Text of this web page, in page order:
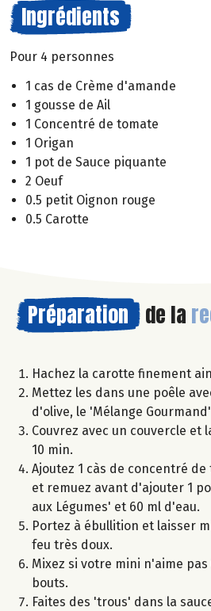
Ingrédients
Pour 4 personnes
1 cas de Crème d'amande
1 gousse de Ail
1 Concentré de tomate
1 Origan
1 pot de Sauce piquante
2 Oeuf
0.5 petit Oignon rouge
0.5 Carotte
Préparation de la
Hachez la carotte finement
Mettez les dans une poêle
d'olive, le 'Mélange
Couvrez avec un couvercle et
10 min.
Ajoutez 1 càs de concentré
et remuez avant d'ajouter 1
aux Légumes' et 60 ml d'eau.
Portez à ébullition et laisser
feu très doux.
Mixez si votre mini n'aime
bouts.
Faites des 'trous' dans la